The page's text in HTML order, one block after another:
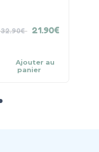
32.90€ 21.90€
Ajouter au
panier